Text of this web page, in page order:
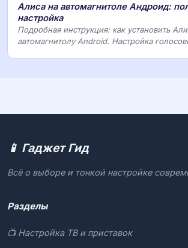
Алиса на автомагнитоле Андроид:
настройка
Подробная инструкция: как установить
автомагнитолу Android. Настройка
📱 Гаджет Гид
Всё о выборе и тонкой настройке
Разделы
📺 Настройка ТВ и приставок